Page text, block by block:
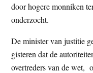
door hogere monniken
onderzocht.
De minister van justitie
gisteren dat de
overtreders van de wet,